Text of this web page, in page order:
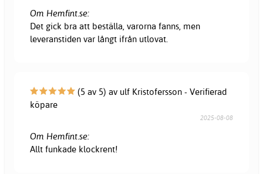
Om Hemfint.se:
Det gick bra att beställa, varorna fanns, men
leveranstiden var långt ifrån utlovat.
(5 av 5) av ulf Kristofersson - Verifierad
köpare
2025-08-08
Om Hemfint.se:
Allt funkade klockrent!